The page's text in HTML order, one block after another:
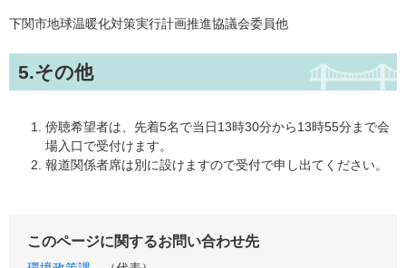
下関市地球温暖化対策実行計画推進協議会委員他
5.その他
傍聴希望者は、先着5名で当日13時30分から13時55分まで会
場入口で受付けます。
報道関係者席は別に設けますので受付で申し出てください。
このページに関するお問い合わせ先